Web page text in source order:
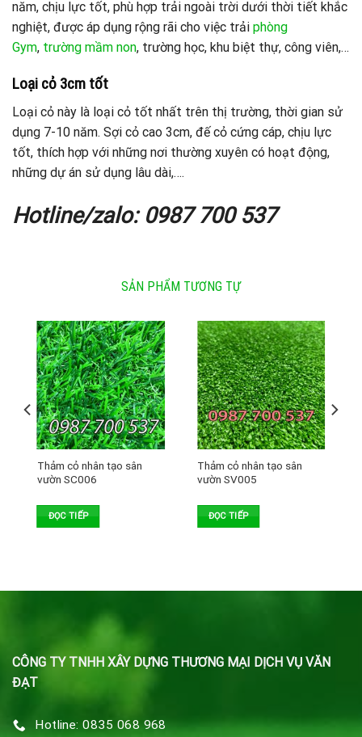
năm, chịu lực tốt, phù hợp trải ngoài trời dưới thời tiết khắc
nghiệt, được áp dụng rộng rãi cho việc trải phòng
Gym, trường mầm non, trường học, khu biệt thự, công viên,…
Loại cỏ 3cm tốt
Loại cỏ này là loại cỏ tốt nhất trên thị trường, thời gian sử
dụng 7-10 năm. Sợi cỏ cao 3cm, đế cỏ cứng cáp, chịu lực
tốt, thích hợp với những nơi thường xuyên có hoạt động,
những dự án sử dụng lâu dài,….
Hotline/zalo: 0987 700 537
SẢN PHẨM TƯƠNG TỰ
Thảm cỏ nhân tạo sân
vườn SC006
ĐỌC TIẾP
Thảm cỏ nhân tạo sân
vườn SV005
ĐỌC TIẾP
CÔNG TY TNHH XÂY DỰNG THƯƠNG MẠI DỊCH VỤ VĂN
ĐẠT
Hotline: 0835 068 968